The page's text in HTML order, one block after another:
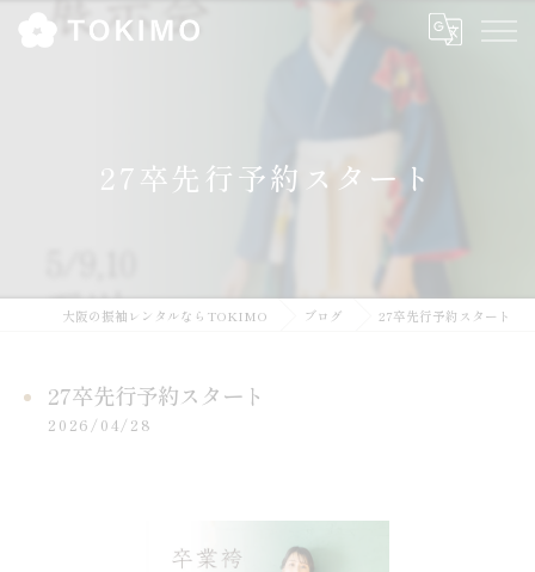
27卒先行予約スタート
大阪の振袖レンタルならTOKIMO ブログ 27卒先行予約スタート
27卒先行予約スタート
2026/04/28